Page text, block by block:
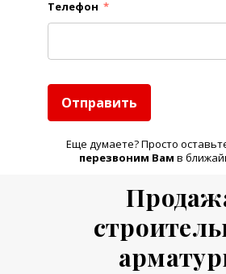
Телефон *
Отправить
Еще думаете? Просто
перезвоним Вам в